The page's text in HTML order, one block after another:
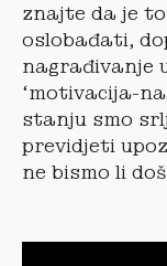
znajte da je
oslobađati,
nagrađivanje
‘motivacija-
stanju smo
previdjeti
ne bismo li